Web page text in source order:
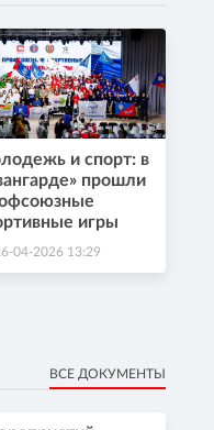
и спорт: в
прошли
игры
04-2026 13:29
ВСЕ ДОКУМЕНТЫ